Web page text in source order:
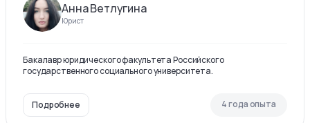
Анна Ветлугина
Юрист
Бакалавр юридического факультета Российского
государственного социального университета.
Подробнее 4 года опыта